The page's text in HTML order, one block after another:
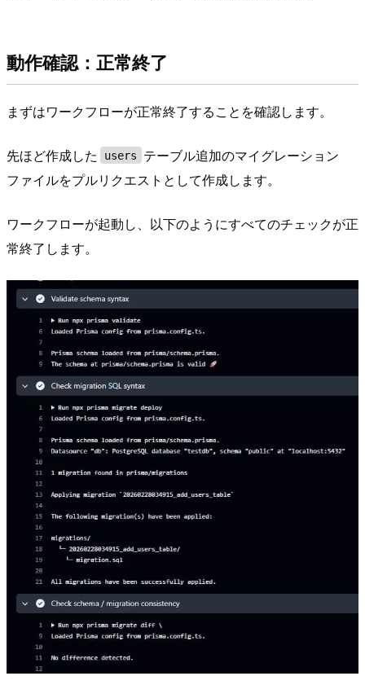
動作確認：正常終了
まずはワークフローが正常終了することを確認します。
先ほど作成した users
テーブル追加のマイグレーション
ファイルをプルリクエストとして作成します。
ワークフローが起動し、以下のようにすべてのチェックが正
常終了します。